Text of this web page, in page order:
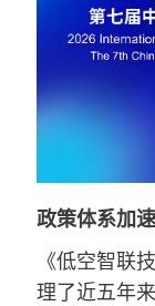
政策体系加
《低空智联
理了近五年